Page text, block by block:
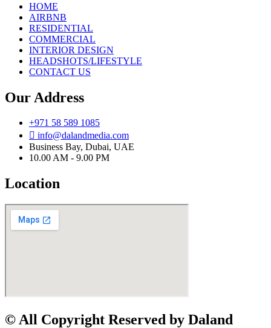
HOME
AIRBNB
RESIDENTIAL
COMMERCIAL
INTERIOR DESIGN
HEADSHOTS/LIFESTYLE
CONTACT US
Our Address
+971 58 589 1085
info@dalandmedia.com
Business Bay, Dubai, UAE
10.00 AM - 9.00 PM
Location
© All Copyright Reserved by Daland